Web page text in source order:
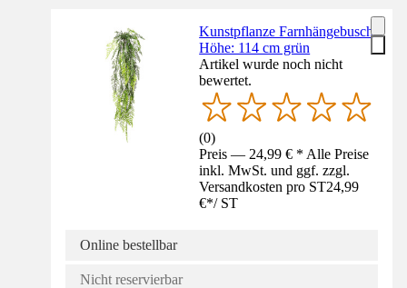
Kunstpflanze Farnhängebusch
Höhe: 114 cm grün
Artikel wurde noch nicht
bewertet.
(0)
Preis — 24,99 € * Alle Preise
inkl. MwSt. und ggf. zzgl.
Versandkosten pro ST24,99
€*/ ST
Online bestellbar
Nicht reservierbar